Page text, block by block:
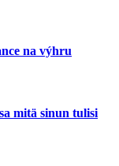
na výhru
mitä sinun tulisi